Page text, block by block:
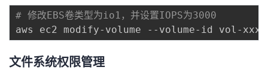
# 修改EBS卷类型为io1，并设置IOPS为3000
aws ec2 modify-volume --volume-id vol-
文件系统权限管理